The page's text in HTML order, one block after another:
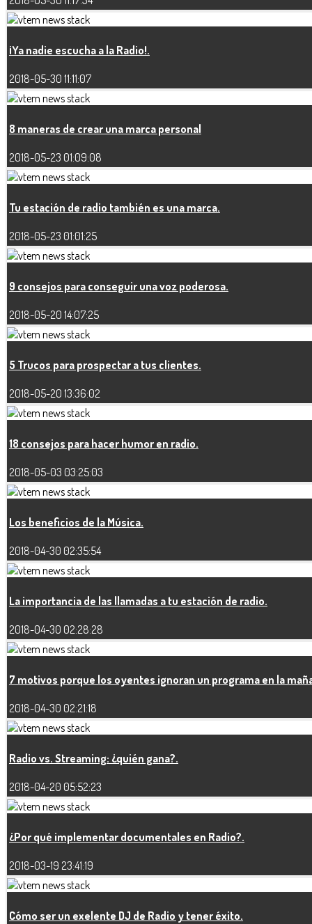
¡Ya nadie escucha a la Radio!.
2018-05-30 11:11:07
8 maneras de crear una marca personal
2018-05-23 01:09:08
Tu estación de radio también es una marca.
2018-05-23 01:01:25
9 consejos para conseguir una voz poderosa.
2018-05-20 14:07:25
5 Trucos para prospectar a tus clientes.
2018-05-20 13:36:02
18 consejos para hacer humor en radio.
2018-05-03 03:25:03
Los beneficios de la Música.
2018-04-30 02:35:54
La importancia de las llamadas a tu estación de radio.
2018-04-30 02:28:28
7 motivos porque los oyentes ignoran un programa en la
2018-04-30 02:21:18
Radio vs. Streaming: ¿quién gana?.
2018-04-20 05:52:23
¿Por qué implementar documentales en Radio?.
2018-03-19 23:41:19
Cómo ser un exelente DJ de Radio y tener éxito.